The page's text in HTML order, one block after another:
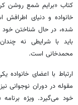
کتاب «برایم شمع روشن
شده، در حال شناختن خود
باید با شرایطی نه
محمدخانی است.
ارتباط با اعضای
مقوله در دوران نوجوانی
خود می‌گیرد. ویژه